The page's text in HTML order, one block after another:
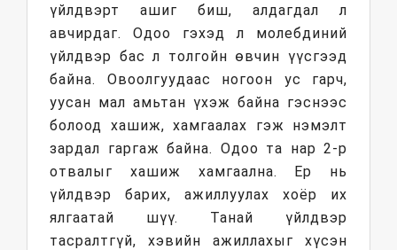
үйлдвэрт ашиг биш, алдагдал л
авчирдаг. Одоо гэхэд л молебдиний
үйлдвэр бас л толгойн өвчин үүсгээд
байна. Овоолгуудаас ногоон ус гарч,
уусан мал амьтан үхэж байна гэснээс
болоод хашиж, хамгаалах гэж нэмэлт
зардал гаргаж байна. Одоо та нар 2-р
отвалыг хашиж хамгаална. Ер нь
үйлдвэр барих, ажиллуулах хоёр их
ялгаатай шүү. Танай үйлдвэр
тасралтгүй, хэвийн ажиллахыг хүсэн